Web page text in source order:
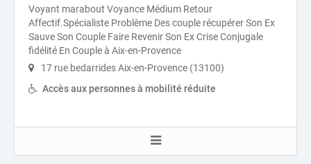
Voyant marabout Voyance Médium Retour
Affectif.Spécialiste Problème Des couple récupérer Son Ex
Sauve Son Couple Faire Revenir Son Ex Crise Conjugale
fidélité En Couple à Aix-en-Provence
17 rue bedarrides Aix-en-Provence (13100)
Accès aux personnes à mobilité réduite